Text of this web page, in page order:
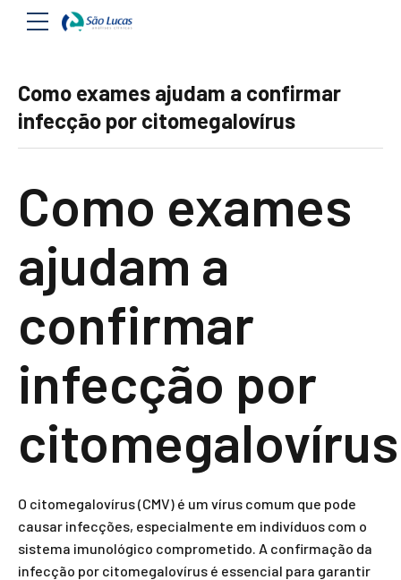
Como exames ajudam a confirmar
infecção por citomegalovírus
Como exames
ajudam a
confirmar
infecção por
citomegalovírus
O citomegalovírus (CMV) é um vírus comum que pode
causar infecções, especialmente em indivíduos com o
sistema imunológico comprometido. A confirmação da
infecção por citomegalovírus é essencial para garantir